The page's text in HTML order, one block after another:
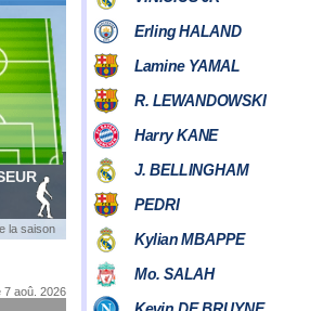
la saison
7 aoû. 2026